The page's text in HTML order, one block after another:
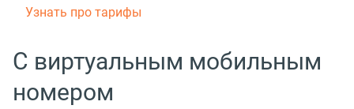
Узнать про тарифы
С виртуальным мобильным
номером